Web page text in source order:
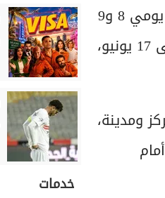
يونيو، بميدان صلاح الدين، ومركز ومدينة البياضية يومي 3 و4 يونيو، ومركز ومدينة القرنة يومي 8 و9
يونيو، ومركز ومدينة أرمنت يومي 10 و11 يونيو، ومركز ومدينة إسنا خلال الفترة من 15 إلى 17 يونيو،
ومدينة،
خدمات